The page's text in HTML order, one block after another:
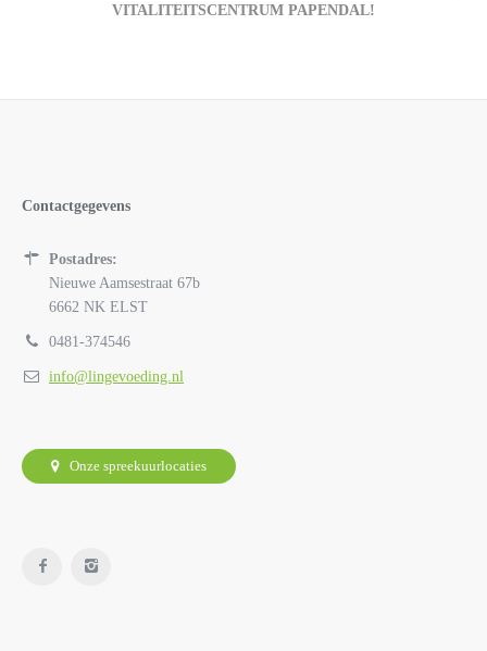
VITALITEITSCENTRUM PAPENDAL!
Contactgegevens
Postadres:
Nieuwe Aamsestraat 67b
6662 NK ELST
0481-374546
info@lingevoeding.nl
Onze spreekuurlocaties